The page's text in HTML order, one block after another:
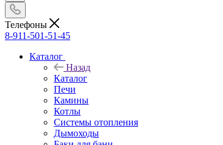
Телефоны
8-911-501-51-45
Каталог
Назад
Каталог
Печи
Камины
Котлы
Системы отопления
Дымоходы